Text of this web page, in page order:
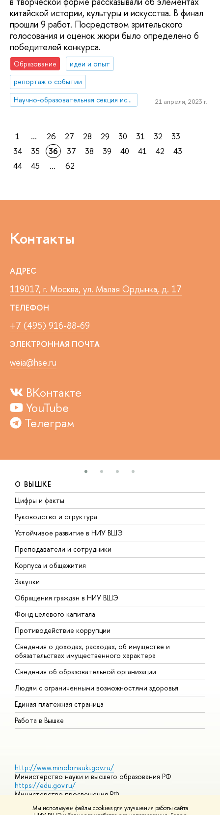
Мы используем файлы cookies для улучшения работы сайта
китайской истории, культуры и искусства. В финал
прошли 9 работ. Посредством зрительского
голосования и оценок жюри было определено 6
победителей конкурса.
Образование
идеи и опыт
репортаж о событии
Научно-образовательная секция исследований Китая
21 апреля, 2023 г.
1 ... 26 27 28 29 30 31 32
33
34
35 36 37 38 39 40 41 42
43
44
45 ... 62
Контакты
АДРЕС
119017, г. Москва, ул. Малая Ордынка, д. 17
ТЕЛЕФОН
+7 (495) 916-88-69
ЭЛЕКТРОННАЯ ПОЧТА
weia@hse.ru
ВКонтакте
YouTube
Телеграм
О ВЫШКЕ
Цифры и факты
Руководство и структура
Устойчивое развитие в НИУ ВШЭ
Преподаватели и сотрудники
Корпуса и общежития
Закупки
Обращения граждан в НИУ ВШЭ
Фонд целевого капитала
Противодействие коррупции
Сведения о доходах, расходах, об имуществе и
обязательствах имущественного характера
Сведения об образовательной организации
Людям с ограниченными возможностями здоровья
Единая платежная страница
Работа в Вышке
http://www.minobrnauki.gov.ru/
Министерство науки и высшего образования РФ
https://edu.gov.ru/
Министерство просвещения РФ
https://elearning.hse.ru/mooc
Массовые открытые онлайн-курсы